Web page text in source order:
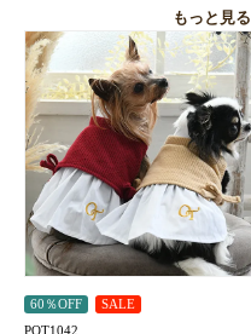
もっと見る
60％OFF SALE
POT1042